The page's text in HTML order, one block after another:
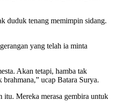
duduk tenang memimpin sidang.
yang telah ia minta
Akan tetapi, hamba tak
ucap Batara Surya.
itu. Mereka merasa gembira untuk